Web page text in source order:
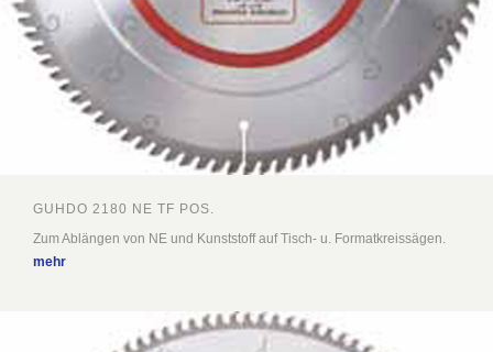
GUHDO 2180 NE TF POS.
Zum Ablängen von NE und Kunststoff auf Tisch- u. Formatkreissägen.
mehr